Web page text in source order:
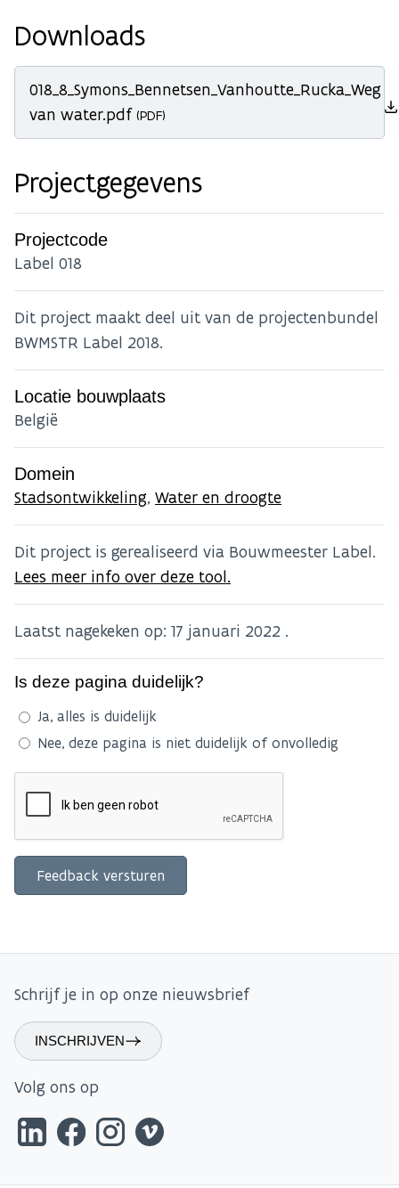
Downloads
018_8_Symons_Bennetsen_Vanhoutte_Rucka_Weg
van water.pdf (PDF)
Projectgegevens
Projectcode
Label 018
Dit project maakt deel uit van de projectenbundel
BWMSTR Label 2018.
Locatie bouwplaats
België
Domein
Stadsontwikkeling, Water en droogte
Dit project is gerealiseerd via Bouwmeester Label.
Lees meer info over deze tool.
Laatst nagekeken op: 17 januari 2022 .
Is deze pagina duidelijk?
Ja, alles is duidelijk
Nee, deze pagina is niet duidelijk of onvolledig
Schrijf je in op onze nieuwsbrief
INSCHRIJVEN
Volg ons op